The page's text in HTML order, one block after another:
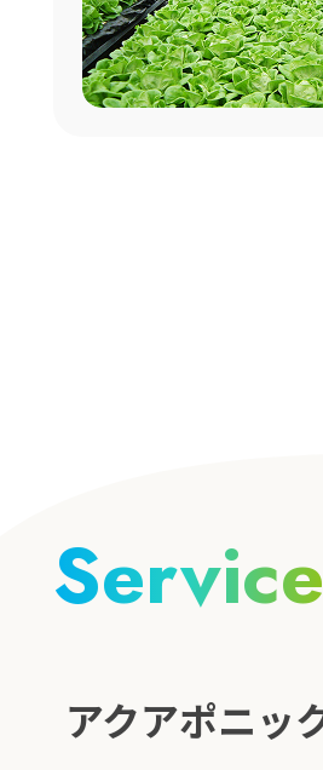
Service
アクアポニッ